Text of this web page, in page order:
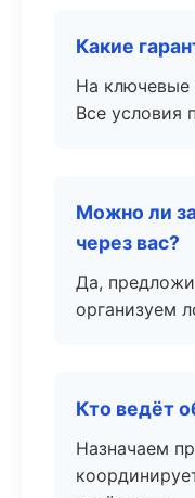
Какие
На
Все условия
Можно ли
через вас?
Да,
организуем
Кто ведёт
Назначаем